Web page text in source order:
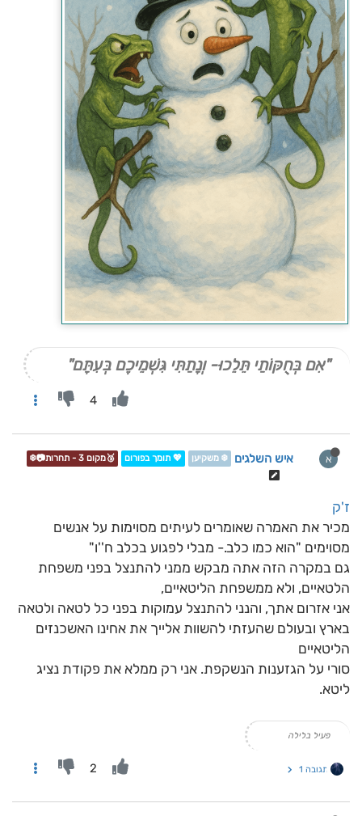
"אִם בְּחֻקּוֹתַי תֵּלֵכוּ- וְנָתַתִּי גִּשְׁמֵיכֶם בְּעִתָּם"
4
א איש השלגים ❄️ משקיען 💖 תומך בפורום 🥉מקום 3 - תחרות📷❄️
ז'ק
מכיר את האמרה שאומרים לעיתים מסוימות על אנשים
מסוימים "הוא כמו כלב.- מבלי לפגוע בכלב ח''ו"
גם במקרה הזה אתה מבקש ממני להתנצל בפני משפחת
הלטאיים, ולא ממשפחת הליטאיים,
אני אזרום אתך, והנני להתנצל עמוקות בפני כל לטאה ולטאה
בארץ ובעולם שהעזתי להשוות אלייך את אחינו האשכנזים
הליטאיים
סורי על הגזענות הנשקפת. אני רק ממלא את פקודת נציג
ליטא.
פעיל בלילה
תגובה 1 2